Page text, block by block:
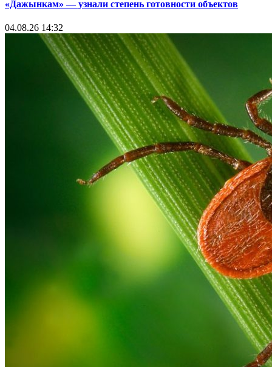
«Дажынкам» — узнали степень готовности объектов
04.08.26 14:32